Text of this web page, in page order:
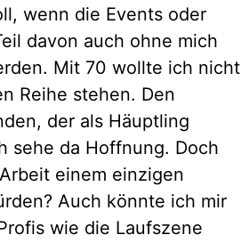
wenn die Events oder
davon auch ohne mich
Mit 70 wollte ich nicht
Reihe stehen. Den
der als Häuptling
sehe da Hoffnung. Doch
einem einzigen
Auch könnte ich mir
wie die Laufszene